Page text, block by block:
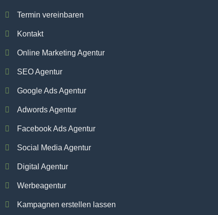
Termin vereinbaren
Kontakt
Online Marketing Agentur
SEO Agentur
Google Ads Agentur
Adwords Agentur
Facebook Ads Agentur
Social Media Agentur
Digital Agentur
Werbeagentur
Kampagnen erstellen lassen